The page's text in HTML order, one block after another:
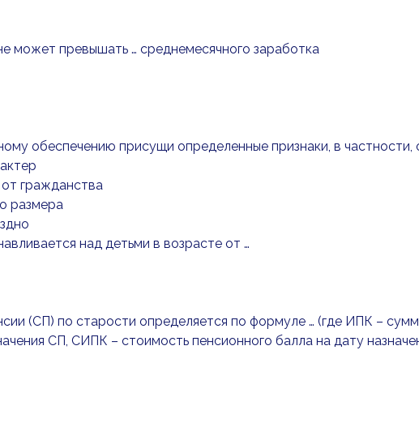
может превышать … среднемесячного заработка
обеспечению присущи определенные признаки, в частности,
гражданства
размера
над детьми в возрасте от …
(СП) по старости определяется по формуле … (где ИПК –
СП, СИПК – стоимость пенсионного балла на дату